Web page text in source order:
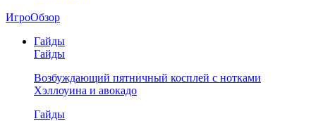
ИгроОбзор
Гайды
Гайды
Возбуждающий пятничный косплей с нотками
Хэллоуина и авокадо
Гайды